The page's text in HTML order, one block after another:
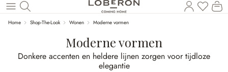
Naar de hoofdinhoud
U
Home Shop-The-Look Wonen Moderne vormen
Moderne vormen
Donkere accenten en heldere lijnen zorgen voor tijdloze
elegantie